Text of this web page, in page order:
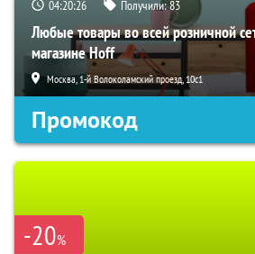
04:20:25 Получили:83
Любые товары во всей розничной
магазине Hoff
Москва, 1-й Волоколамский проезд, 10с1
Промокод
-20%